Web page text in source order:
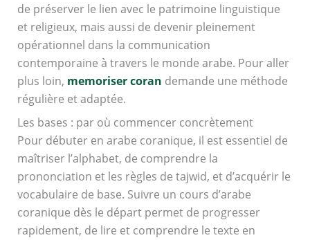
de préserver le lien avec le patrimoine linguistique
et religieux, mais aussi de devenir pleinement
opérationnel dans la communication
contemporaine à travers le monde arabe. Pour aller
plus loin, memoriser coran demande une méthode
régulière et adaptée.
Les bases : par où commencer concrètement
Pour débuter en arabe coranique, il est essentiel de
maîtriser l’alphabet, de comprendre la
prononciation et les règles de tajwid, et d’acquérir le
vocabulaire de base. Suivre un cours d’arabe
coranique dès le départ permet de progresser
rapidement, de lire et comprendre le texte en